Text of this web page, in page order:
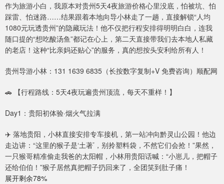
作为旅游小白，我原本对贵州5天4夜旅游价格心里没底，怕被坑、怕
踩雷、怕迷路……结果跟着本地向导小林走了一趟，直接解锁“人均
1080元玩透贵州”的隐藏玩法！他不仅把行程安排得明明白白，连我
随口提的“想吃酸汤鱼”都记在心上，第二天直接带我们去本地人私藏
的老店！这种“比亲妈还贴心”的服务，真的想按头安利给所有人！
贵州导游小林：131 1639 6835（长按数字复制+V 免费咨询）顺配网
🚗 【行程路线：5天4夜玩遍贵州顶流，每天不重样！】
Day1：贵阳初体验·烟火气拉满
✈️ 落地贵阳，小林直接安排专车接机，第一站冲向黔灵山公园！他边
走边讲：“这里的猴子是‘土著’，别拎塑料袋，不然它们会抢！”果然，
一只猴哥精准偷走我爸的太阳帽，小林用贵阳话喊：“小崽儿，把帽子
还给伯伯！”猴子居然真把帽子扔回来了，全团笑到肚子痛！
展开剩余78%